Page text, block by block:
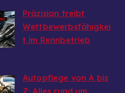
Präzision treibt
Wettbewerbsfähigkei
t im Rennbetrieb
Autopflege von A bis
Z: Alles rund um